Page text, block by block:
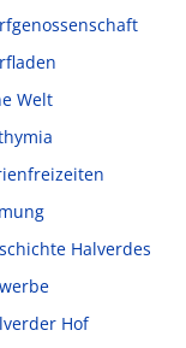
Welt
Halverdes
Hof